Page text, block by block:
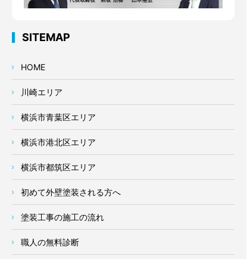
SITEMAP
HOME
川崎エリア
横浜市青葉区エリア
横浜市港北区エリア
横浜市都筑区エリア
初めて外壁塗装される方へ
塗装工事の施工の流れ
職人の無料診断